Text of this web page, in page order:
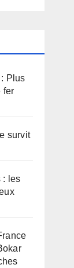
Plus
fer
survit
: les